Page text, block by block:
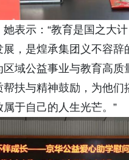
表示：“教育是国之大
，是煌承集团义不容
域公益事业与教育高
扶与精神鼓励，为他
于自己的人生光芒。”